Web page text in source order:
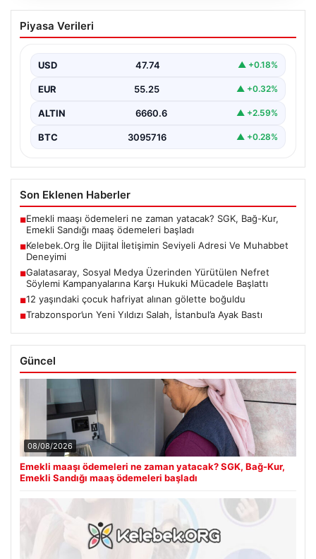
Kelebek.Org İle Dijital İletişimin Seviyeli
Adresi Ve Muhabbet Deneyimi
kurması ciddi bir değer taşımaktadır. Güncel olarak…
Piyasa Verileri
USD 47.74 ▲ +0.18%
EUR 55.25 ▲ +0.32%
ALTIN 6660.6 ▲ +2.59%
BTC 3095716 ▲ +0.28%
Son Eklenen Haberler
■Emekli maaşı ödemeleri ne zaman yatacak? SGK, Bağ-Kur,
Emekli Sandığı maaş ödemeleri başladı
■Kelebek.Org İle Dijital İletişimin Seviyeli Adresi Ve Muhabbet
Deneyimi
■Galatasaray, Sosyal Medya Üzerinden Yürütülen Nefret
Söylemi Kampanyalarına Karşı Hukuki Mücadele Başlattı
■12 yaşındaki çocuk hafriyat alınan gölette boğuldu
■Trabzonspor’un Yeni Yıldızı Salah, İstanbul’a Ayak Bastı
Güncel
08/08/2026
Emekli maaşı ödemeleri ne zaman yatacak? SGK, Bağ-Kur,
Emekli Sandığı maaş ödemeleri başladı